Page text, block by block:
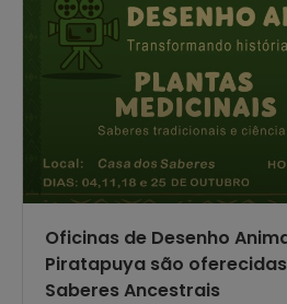
Oficinas de Desenho
Piratapuya são
Saberes Ancestrais